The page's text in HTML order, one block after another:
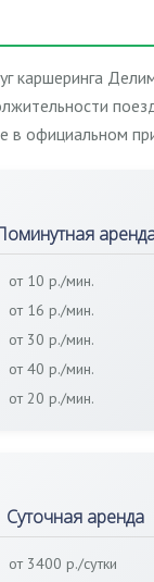
каршеринга
в официальном
от 10 р./мин.
от 16 р./мин.
от 30 р./мин.
от 40 р./мин.
от 20 р./мин.
Суточная аренда
от 3400 р./сутки